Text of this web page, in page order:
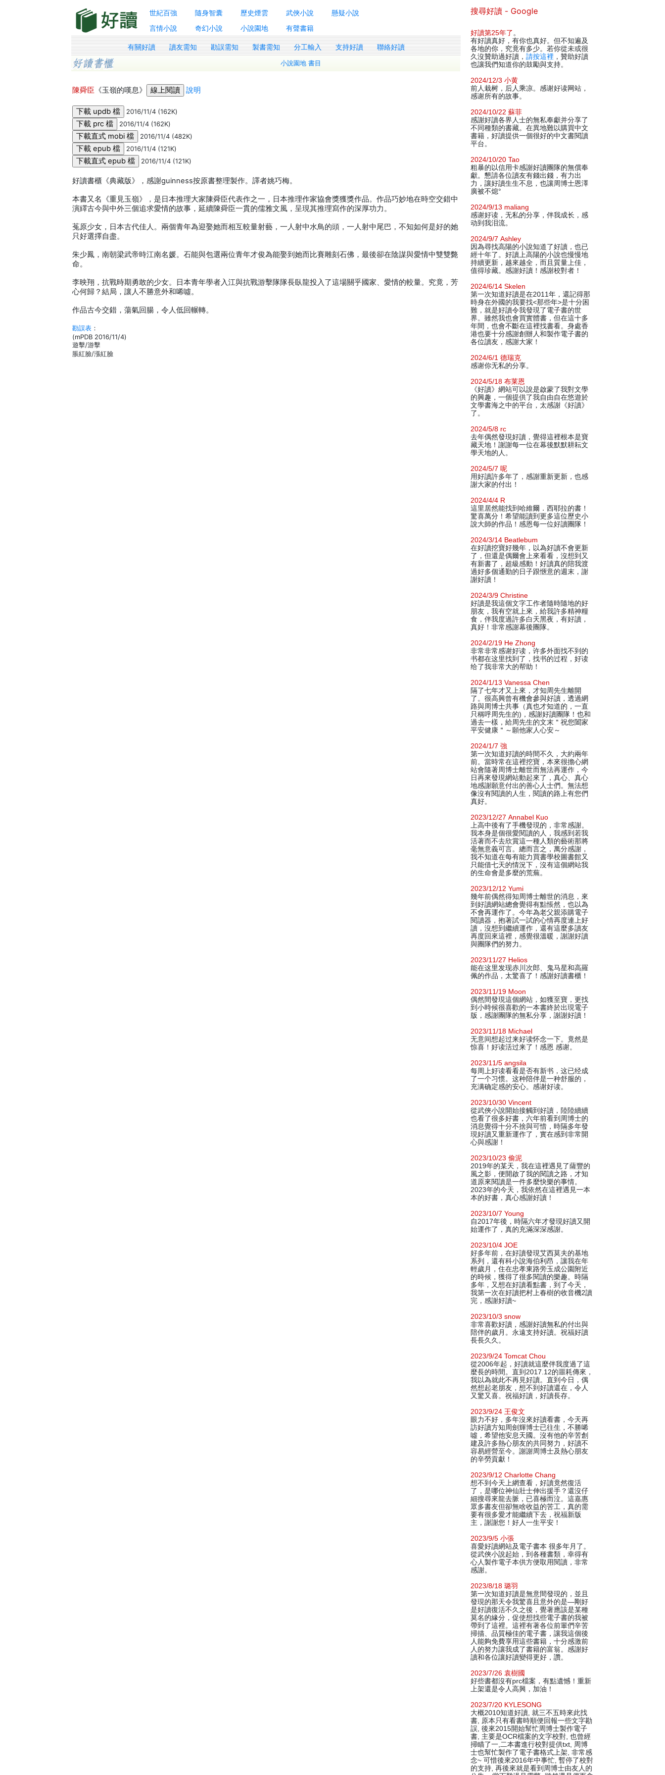
世紀百強 隨身智囊 歷史煙雲 武俠小說
懸疑小說
言情小說
奇幻小說 小說園地 有聲書籍
有關好讀 讀友需知 勘誤需知 製書需知 分工輸入 支持好讀 聯絡好讀
小說園地 書目
陳舜臣 《玉嶺的嘆息》 說明
2016/11/4 (162K)
2016/11/4 (162K)
2016/11/4 (482K)
2016/11/4 (121K)
2016/11/4 (121K)
好讀書櫃《典藏版》，感謝guinness按原書整理製作。譯者姚巧梅。
本書又名《重見玉嶺》，是日本推理大家陳舜臣代表作之一，日本推理作家協會獎獲獎作品。作品巧妙地在時空交錯中
演繹古今與中外三個追求愛情的故事，延續陳舜臣一貫的儒雅文風，呈現其推理寫作的深厚功力。
菟原少女，日本古代佳人。兩個青年為迎娶她而相互較量射藝，一人射中水鳥的頭，一人射中尾巴，不知如何是好的她
只好選擇自盡。
朱少鳳，南朝梁武帝時江南名媛。石能與包選兩位青年才俊為能娶到她而比賽雕刻石佛，最後卻在陰謀與愛情中雙雙斃
命。
李映翔，抗戰時期勇敢的少女。日本青年學者入江與抗戰游擊隊隊長臥龍投入了這場關乎國家、愛情的較量。究竟，芳
心何歸？結局，讓人不勝意外和唏噓。
作品古今交錯，蕩氣回腸，令人低回輾轉。
勘誤表 ：
(mPDB 2016/11/4)
遊擊/游擊
脹紅臉/漲紅臉
搜尋好讀 - Google
好讀第25年了 。
有好讀真好，有你也真好。但不知遍及
各地的你，究竟有多少。若你從未或很
久沒贊助過好讀， 請按這裡 ，贊助好讀
也讓我們知道你的鼓勵與支持。
2024/12/3 小黄
前人栽树，后人乘凉。感谢好读网站，
感谢所有的故事。
2024/10/22 蘇菲
感謝好讀各界人士的無私奉獻并分享了
不同種類的書藏。在異地難以購買中文
書籍，好讀提供一個很好的中文書閱讀
平台。
2024/10/20 Tao
粗暴的以信用卡感謝好讀團隊的無償奉
獻。懇請各位讀友有錢出錢，有力出
力，讓好讀生生不息，也讓周博士恩澤
廣被不熄°
2024/9/13 maliang
感谢好读，无私的分享，伴我成长，感
动到我泪流。
2024/9/7 Ashley
因為尋找高陽的小說知道了好讀，也已
經十年了。好讀上高陽的小說也慢慢地
持續更新，越來越全，而且質量上佳，
值得珍藏。感謝好讀！感謝校對者！
2024/6/14 Skelen
第一次知道好讀是在2011年，還記得那
時身在外國的我要找<那些年>是十分困
難，就是好讀令我發現了電子書的世
界。雖然我也會買實體書，但在這十多
年間，也會不斷在這裡找書看。身處香
港也要十分感謝創辦人和製作電子書的
各位讀友，感謝大家！
2024/6/1 德瑞克
感谢你无私的分享。
2024/5/18 布莱恩
《好讀》網站可以說是啟蒙了我對文學
的興趣，一個提供了我自由自在悠遊於
文學書海之中的平台，太感謝《好讀》
了。
2024/5/8 rc
去年偶然發現好讀，覺得這裡根本是寶
藏天地！謝謝每一位在幕後默默耕耘文
學天地的人。
2024/5/7 呢
用好讀許多年了，感謝重新更新，也感
謝大家的付出！
2024/4/4 R
這里居然能找到哈維爾．西耶拉的書！
驚喜萬分！希望能讀到更多這位歷史小
說大師的作品！感恩每一位好讀團隊！
2024/3/14 Beatlebum
在好讀挖寶好幾年，以為好讀不會更新
了，但還是偶爾會上來看看，沒想到又
有新書了，超級感動！好讀真的陪我渡
過好多個通勤的日子跟愜意的週末，謝
謝好讀！
2024/3/9 Christine
好讀是我這個文字工作者隨時隨地的好
朋友，我有空就上來，給我許多精神糧
食，伴我度過許多白天黑夜，有好讀，
真好！非常感謝幕後團隊。
2024/2/19 He Zhong
非常非常感谢好读，许多外面找不到的
书都在这里找到了，找书的过程，好读
给了我非常大的帮助！
2024/1/13 Vanessa Chen
隔了七年才又上來，才知周先生離開
了。很高興曾有機會參與好讀，透過網
路與周博士共事（真也才知道的，一直
只稱呼周先生的)，感謝好讀團隊！也和
過去一樣，給周先生的文末＂祝您闔家
平安健康＂～願他家人心安～
2024/1/7 強
第一次知道好讀的時間不久，大約兩年
前。當時常在這裡挖寶，本來很擔心網
站會隨著周博士離世而無法再運作，今
日再來發現網站動起來了，真心、真心
地感謝願意付出的善心人士們。無法想
像沒有閱讀的人生，閱讀的路上有您們
真好。
2023/12/27 Annabel Kuo
上高中後有了手機發現的，非常感謝。
我本身是個很愛閱讀的人，我感到若我
活著而不去欣賞這一種人類的藝術那將
毫無意義可言。總而言之，萬分感謝，
我不知道在每有能力買書學校圖書館又
只能借七天的情況下，沒有這個網站我
的生命會是多麼的荒蕪。
2023/12/12 Yumi
幾年前偶然得知周博士離世的消息，來
到好讀網站總會覺得有點悵然，也以為
不會再運作了。今年為老父親添購電子
閱讀器，抱著試一試的心情再度連上好
讀，沒想到繼續運作，還有這麼多讀友
再度回來這裡，感覺很溫暖，謝謝好讀
與團隊們的努力。
2023/11/27 Helios
能在这里发现赤川次郎、鬼马星和高羅
佩的作品，太驚喜了！感謝好讀書櫃！
2023/11/19 Moon
偶然間發現這個網站，如獲至寶，更找
到小時候很喜歡的一本書終於出現電子
版，感謝團隊的無私分享，謝謝好讀！
2023/11/18 Michael
无意间想起过来好读怀念一下。竟然是
惊喜！好读活过来了！感恩 感谢。
2023/11/5 angsila
每周上好读看看是否有新书，这已经成
了一个习惯。这种陪伴是一种舒服的，
充满确定感的安心。感谢好读。
2023/10/30 Vincent
從武俠小說開始接觸到好讀，陸陸續續
也看了很多好書，六年前看到周博士的
消息覺得十分不捨與可惜，時隔多年發
現好讀又重新運作了，實在感到非常開
心與感謝！
2023/10/23 偷泥
2019年的某天，我在這裡遇見了薩豐的
風之影，便開啟了我的閱讀之路，才知
道原來閱讀是一件多麼快樂的事情。
2023年的今天，我依然在這裡遇見一本
本的好書，真心感謝好讀！
2023/10/7 Young
自2017年後，時隔六年才發現好讀又開
始運作了，真的充滿深深感謝。
2023/10/4 JOE
好多年前，在好讀發現艾西莫夫的基地
系列，還有科小說海伯利昂，讓我在年
輕歲月，住在忠孝東路旁玉成公園附近
的時候，獲得了很多閱讀的樂趣。時隔
多年，又想在好讀看點書，到了今天，
我第一次在好讀把村上春樹的收音機2讀
完，感謝好讀~
2023/10/3 snow
非常喜歡好讀，感謝好讀無私的付出與
陪伴的歲月。永遠支持好讀。祝福好讀
長長久久。
2023/9/24 Tomcat Chou
從2006年起，好讀就這麼伴我度過了這
麼長的時間。直到2017.12的噩耗傳來，
我以為就此不再見好讀。直到今日，偶
然想起老朋友，想不到好讀還在，令人
又驚又喜。祝福好讀，好讀長存。
2023/9/24 王俊文
眼力不好，多年沒來好讀看書，今天再
訪好讀方知周劍輝博士已往生，不勝唏
噓，希望他安息天國。沒有他的辛苦創
建及許多熱心朋友的共同努力，好讀不
容易經營至今。謝謝周博士及熱心朋友
的辛勞貢獻！
2023/9/12 Charlotte Chang
想不到今天上網查看，好讀竟然復活
了，是哪位神仙壯士伸出援手？還沒仔
細搜尋來龍去脈，已喜極而泣。這嘉惠
眾多書友但卻無啥收益的苦工，真的需
要有很多愛才能繼續下去，祝福新版
主，謝謝您！好人一生平安！
2023/9/5 小張
喜愛好讀網站及電子書本 很多年月了。
從武俠小說起始，到各種書類，幸得有
心人製作電子本供方便取用閱讀，非常
感謝。
2023/8/18 璐羽
第一次知道好讀是無意間發現的，並且
發現的那天令我驚喜且意外的是—剛好
是好讀復活不久之後，覺著應該是某種
莫名的緣分，促使想找些電子書的我被
帶到了這裡。這裡有著各位前輩們辛苦
掃描、品質極佳的電子書，讓我這個後
人能夠免費享用這些書籍，十分感激前
人的努力讓我成了書籍的富翁。感謝好
讀和各位讓好讀變得更好，讚。
2023/7/26 袁樹國
好些書都沒有prc檔案，有點遺憾！重新
上架還是令人高興，加油！
2023/7/20 KYLESONG
大概2010知道好讀, 就三不五時來此找
書, 原本只有看書時順便回報一些文字勘
誤, 後來2015開始幫忙周博士製作電子
書, 主要是OCR檔案的文字校對, 也曾經
掃瞄了一,二本書進行校對提供txt, 周博
士也幫忙製作了電子書格式上架, 非常感
念~ 可惜後來2016年中事忙, 暫停了校對
的支持, 再後來就是看到周博士由友人的